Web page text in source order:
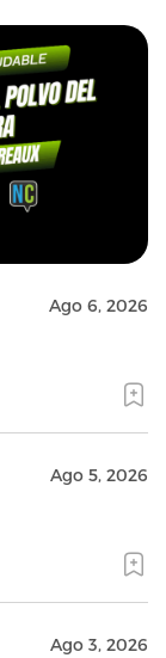
Ago 6, 2026
Ago 5, 2026
Ago 3, 2026